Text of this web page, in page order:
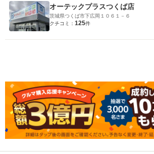
オーテックプラスつくば店
茨城県つくば市下広岡１０６１－６
クチコミ： 125件